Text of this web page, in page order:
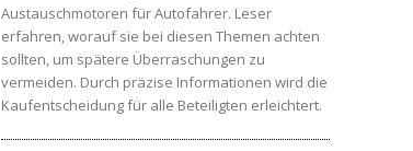
Austauschmotoren für Autofahrer. Leser
erfahren, worauf sie bei diesen Themen achten
sollten, um spätere Überraschungen zu
vermeiden. Durch präzise Informationen wird die
Kaufentscheidung für alle Beteiligten erleichtert.